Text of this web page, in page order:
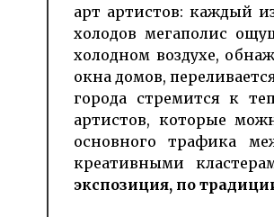
арт артистов: каждый
холодов мегаполис
холодном воздухе,
окна домов,
города стремится к
артистов, которые
основного трафика
креативными
экспозиция, по